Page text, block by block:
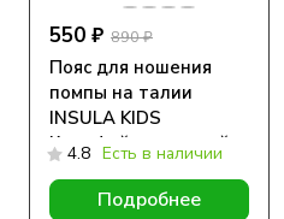
550 ₽ 890 ₽
Пояс для ношения
помпы на талии
INSULA KIDS
Котофейки, желтый
4.8 Есть в наличии
Подробнее